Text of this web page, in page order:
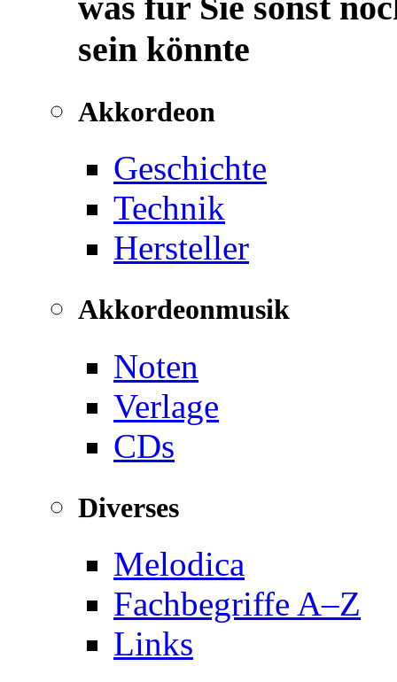
sein könnte
Akkordeon
Geschichte
Technik
Hersteller
Akkordeonmusik
Noten
Verlage
CDs
Diverses
Melodica
Fachbegriffe A–Z
Links